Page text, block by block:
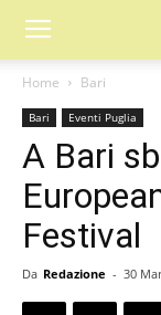
Home Bari
Bari Eventi Puglia
A Bari
Festival
Da Redazione - 30